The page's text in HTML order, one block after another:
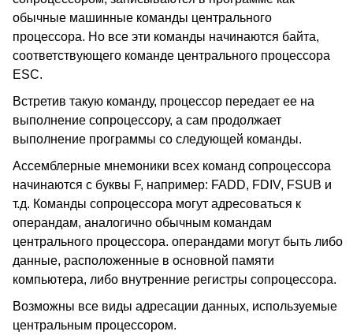
обычные машинные команды центрального
процессора. Но все эти команды начинаются байта,
соответствующего команде центрального процессора
ESC.
Встретив такую команду, процессор передает ее на
выполнение сопроцессору, а сам продолжает
выполнение программы со следующей команды.
Ассемблерные мнемоники всех команд сопроцессора
начинаются с буквы F, например: FADD, FDIV, FSUB и
т.д. Команды сопроцессора могут адресоваться к
операндам, аналогично обычным командам
центрального процессора. операндами могут быть либо
данные, расположенные в основной памяти
компьютера, либо внутренние регистры сопроцессора.
Возможны все виды адресации данных, используемые
центральным процессором.